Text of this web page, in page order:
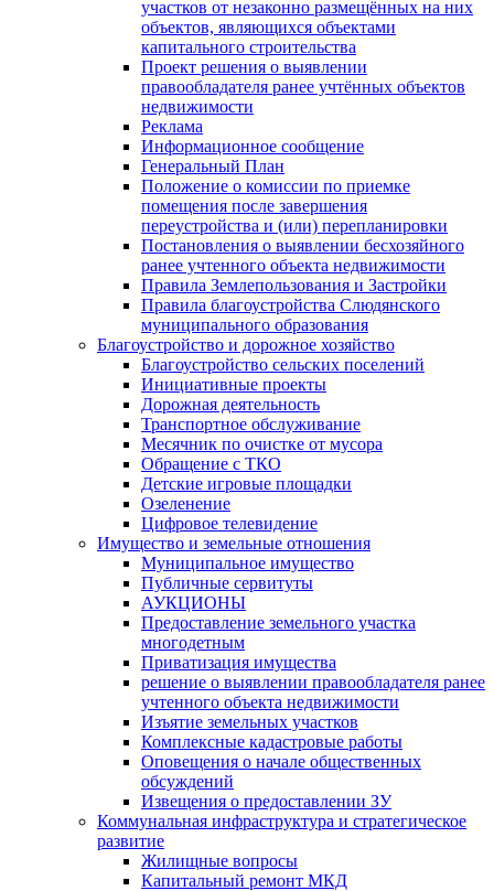
участков от незаконно размещённых на них
объектов, являющихся объектами
капитального строительства
Проект решения о выявлении
правообладателя ранее учтённых объектов
недвижимости
Реклама
Информационное сообщение
Генеральный План
Положение о комиссии по приемке
помещения после завершения
переустройства и (или) перепланировки
Постановления о выявлении бесхозяйного
ранее учтенного объекта недвижимости
Правила Землепользования и Застройки
Правила благоустройства Слюдянского
муниципального образования
Благоустройство и дорожное хозяйство
Благоустройство сельских поселений
Инициативные проекты
Дорожная деятельность
Транспортное обслуживание
Месячник по очистке от мусора
Обращение с ТКО
Детские игровые площадки
Озеленение
Цифровое телевидение
Имущество и земельные отношения
Муниципальное имущество
Публичные сервитуты
АУКЦИОНЫ
Предоставление земельного участка
многодетным
Приватизация имущества
решение о выявлении правообладателя ранее
учтенного объекта недвижимости
Изъятие земельных участков
Комплексные кадастровые работы
Оповещения о начале общественных
обсуждений
Извещения о предоставлении ЗУ
Коммунальная инфраструктура и стратегическое
развитие
Жилищные вопросы
Капитальный ремонт МКД